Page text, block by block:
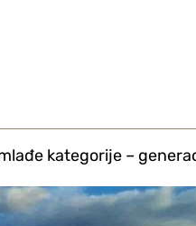
kategorije –